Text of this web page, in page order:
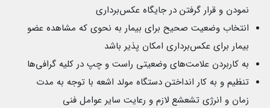
نمودن و قرار گرفتن در جایگاه عکس‌برداری
انتخاب وضعیت صحیح برای بیمار به نحوی که مشاهده عضو
بیمار برای عکس‌برداری امکان پذیر باشد
به کاربردن علامت‌های وضعیتی راست و چپ در کلیه گرافی‌ها
تنظیم و به کار انداختن دستگاه مولد اشعه با توجه به مدت
زمان و انرژی تشعشع لازم و رعایت سایر عوامل فنی